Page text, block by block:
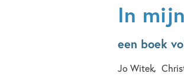
In
een boek
Jo Witek